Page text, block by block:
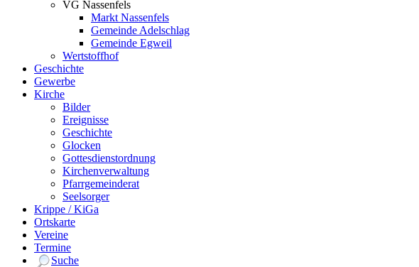
VG Nassenfels
Markt Nassenfels
Gemeinde Adelschlag
Gemeinde Egweil
Wertstoffhof
Geschichte
Gewerbe
Kirche
Bilder
Ereignisse
Geschichte
Glocken
Gottesdienstordnung
Kirchenverwaltung
Pfarrgemeinderat
Seelsorger
Krippe / KiGa
Ortskarte
Vereine
Termine
Suche